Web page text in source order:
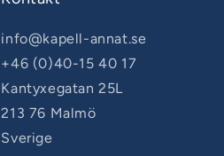
info@kapell-annat.se
+46 (0)40-15 40 17
Kantyxegatan 25L
213 76 Malmö
Sverige